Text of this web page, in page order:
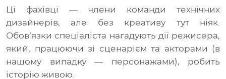
Ці фахівці — члени команди технічних
дизайнерів, але без креативу тут ніяк.
Обов’язки спеціаліста нагадують дії режисера,
який, працюючи зі сценарієм та акторами (в
нашому випадку — персонажами), робить
історію живою.